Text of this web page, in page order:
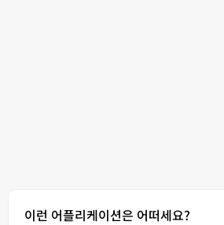
이런 어플리케이션은 어떠세요?